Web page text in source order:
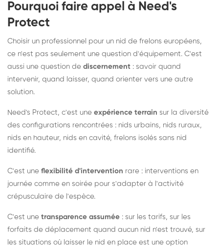
Pourquoi faire appel à Need's
Protect
Choisir un professionnel pour un nid de frelons européens,
ce n'est pas seulement une question d'équipement. C'est
aussi une question de discernement : savoir quand
intervenir, quand laisser, quand orienter vers une autre
solution.
Need's Protect, c'est une expérience terrain sur la diversité
des configurations rencontrées : nids urbains, nids ruraux,
nids en hauteur, nids en cavité, frelons isolés sans nid
identifié.
C'est une flexibilité d'intervention rare : interventions en
journée comme en soirée pour s'adapter à l'activité
crépusculaire de l'espèce.
C'est une transparence assumée : sur les tarifs, sur les
forfaits de déplacement quand aucun nid n'est trouvé, sur
les situations où laisser le nid en place est une option